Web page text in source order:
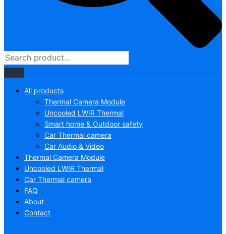
All products
Thermal Camera Module
Uncooled LWIR Thermal
Smart home & Outdoor safety
Car Thermal camera
Car Audio & Video
Thermal Camera Module
Uncooled LWIR Thermal
Car Thermal camera
FAQ
About
Contact